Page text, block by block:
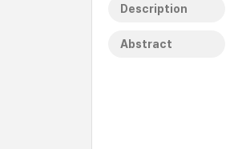
Description
Abstract